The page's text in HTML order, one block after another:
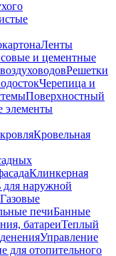
Ленты
и цементные
Решетки
Черепица и
Поверхностный
элементы
Кровельная
Клинкерная
для наружной
Газовые
печиБанные
батареиТеплый
Управление
для отопительного